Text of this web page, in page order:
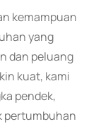
kemampuan
yang
dan peluang
kuat, kami
pendek,
pertumbuhan